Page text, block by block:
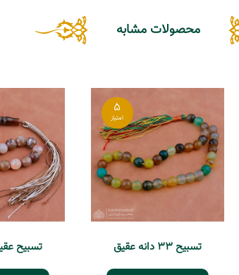
محصولات مشابه
5
تسبیح 33 دانه عقیق تسبیح عقیق 33